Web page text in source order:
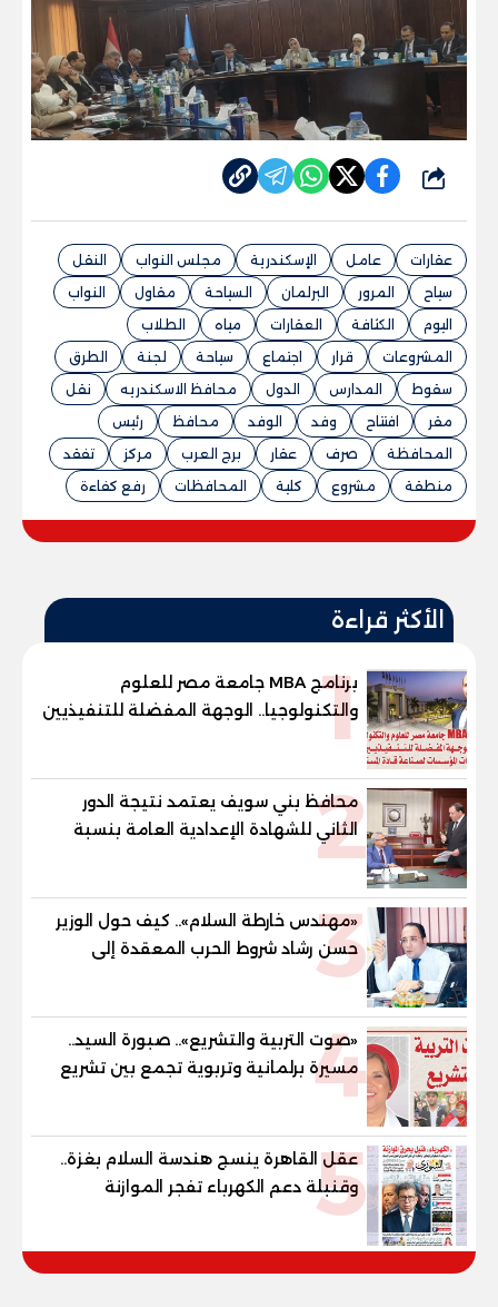
شارك
عقارات عامل الإسكندرية مجلس النواب
النقل
سياح
المرور البرلمان السياحة مقاول
النواب
اليوم
الكثافة العقارات مياه
الطلاب
المشروعات
قرار اجتماع سياحة لجنة
الطرق
سقوط
المدارس الدول محافظ الاسكندريه
نقل
مقر
افتتاح وفد الوفد محافظ
رئيس
المحافظة
صرف عقار برج العرب مركز
تفقد
منطقة
مشروع كلية المحافظات رفع كفاءة
الأكثر قراءة
1
برنامج MBA جامعة مصر للعلوم
والتكنولوجيا.. الوجهة المفضلة للتنفيذيين
وقيادات المؤسسات لصناعة قادة
2
محافظ بني سويف يعتمد نتيجة الدور
الثاني للشهادة الإعدادية العامة بنسبة
والنور للمكفوفين
3
«مهندس خارطة السلام».. كيف حول الوزير
حسن رشاد شروط الحرب المعقدة إلى
"خارطة طريق" للانسحاب والإعمار؟
4
«صوت التربية والتشريع».. صبورة السيد..
مسيرة برلمانية وتربوية تجمع بين تشريع
القوانين وصناعة الأجيال لبناء الإنسان
5
عقل القاهرة ينسج هندسة السلام بغزة..
وقنبلة دعم الكهرباء تفجر الموازنة